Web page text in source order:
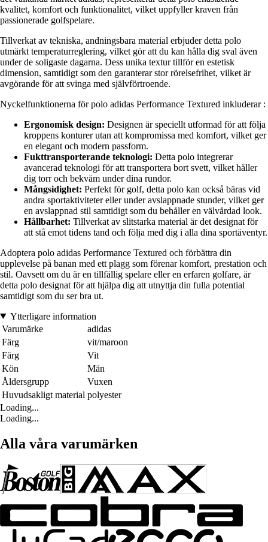
kvalitet, komfort och funktionalitet, vilket uppfyller kraven från
passionerade golfspelare.
Tillverkat av tekniska, andningsbara material erbjuder detta polo
utmärkt temperaturreglering, vilket gör att du kan hålla dig sval även
under de soligaste dagarna. Dess unika textur tillför en estetisk
dimension, samtidigt som den garanterar stor rörelsefrihet, vilket är
avgörande för att svinga med självförtroende.
Nyckelfunktionerna för polo adidas Performance Textured inkluderar :
Ergonomisk design: Designen är speciellt utformad för att följa
kroppens konturer utan att kompromissa med komfort, vilket ger
en elegant och modern passform.
Fukttransporterande teknologi: Detta polo integrerar
avancerad teknologi för att transportera bort svett, vilket håller
dig torr och bekväm under dina rundor.
Mångsidighet: Perfekt för golf, detta polo kan också bäras vid
andra sportaktiviteter eller under avslappnade stunder, vilket ger
en avslappnad stil samtidigt som du behåller en välvårdad look.
Hållbarhet: Tillverkat av slitstarka material är det designat för
att stå emot tidens tand och följa med dig i alla dina sportäventyr.
Adoptera polo adidas Performance Textured och förbättra din
upplevelse på banan med ett plagg som förenar komfort, prestation och
stil. Oavsett om du är en tillfällig spelare eller en erfaren golfare, är
detta polo designat för att hjälpa dig att utnyttja din fulla potential
samtidigt som du ser bra ut.
Ytterligare information
Varumärke
adidas
Färg
vit/maroon
Färg
Vit
Kön
Män
Åldersgrupp
Vuxen
Huvudsakligt material polyester
Loading...
Loading...
Alla våra varumärken